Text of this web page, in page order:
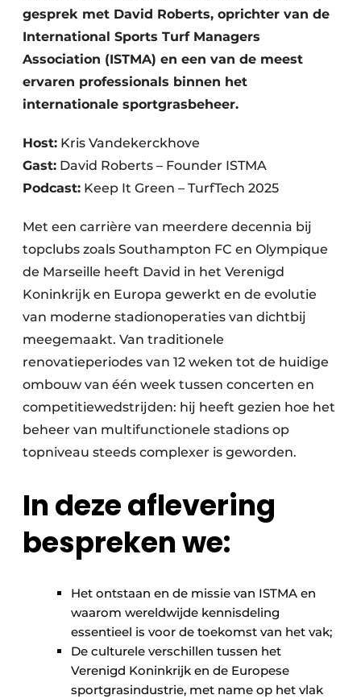
gesprek met David Roberts, oprichter van de
International Sports Turf Managers
Association (ISTMA) en een van de meest
ervaren professionals binnen het
internationale sportgrasbeheer.
Host: Kris Vandekerckhove
Gast: David Roberts – Founder ISTMA
Podcast: Keep It Green – TurfTech 2025
Met een carrière van meerdere decennia bij
topclubs zoals Southampton FC en Olympique
de Marseille heeft David in het Verenigd
Koninkrijk en Europa gewerkt en de evolutie
van moderne stadionoperaties van dichtbij
meegemaakt. Van traditionele
renovatieperiodes van 12 weken tot de huidige
ombouw van één week tussen concerten en
competitiewedstrijden: hij heeft gezien hoe het
beheer van multifunctionele stadions op
topniveau steeds complexer is geworden.
In deze aflevering
bespreken we:
Het ontstaan en de missie van ISTMA en
waarom wereldwijde kennisdeling
essentieel is voor de toekomst van het vak;
De culturele verschillen tussen het
Verenigd Koninkrijk en de Europese
sportgrasindustrie, met name op het vlak